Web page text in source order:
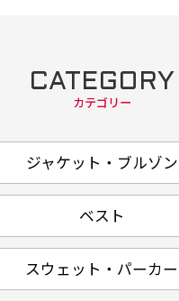
CATEGORY
カテゴリー
ジャケット・ブルゾン
ベスト
スウェット・パーカー